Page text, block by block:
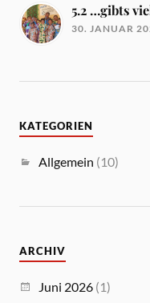
5.2 …gibts
30. JANUAR
KATEGORIEN
Allgemein (10)
ARCHIV
Juni 2026 (1)